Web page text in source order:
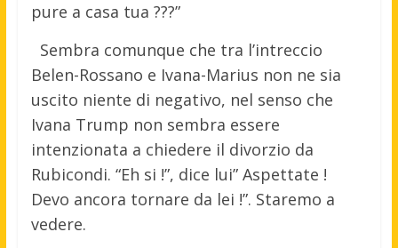
pure a casa tua ???”
Sembra comunque che tra l’intreccio
Belen-Rossano e Ivana-Marius non ne sia
uscito niente di negativo, nel senso che
Ivana Trump non sembra essere
intenzionata a chiedere il divorzio da
Rubicondi. “Eh si !”, dice lui” Aspettate !
Devo ancora tornare da lei !”. Staremo a
vedere.